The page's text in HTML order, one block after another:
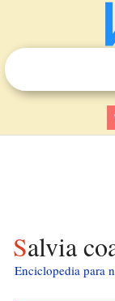
Salvia
Enciclopedia para